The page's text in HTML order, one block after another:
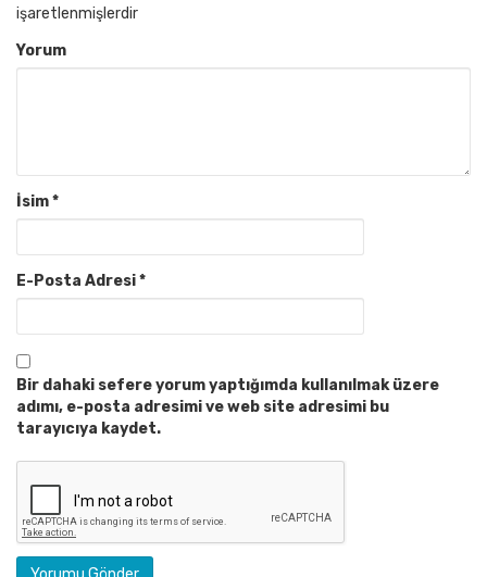
işaretlenmişlerdir
Yorum
İsim*
E-Posta Adresi*
Bir dahaki sefere yorum yaptığımda kullanılmak üzere
adımı, e-posta adresimi ve web site adresimi bu
tarayıcıya kaydet.